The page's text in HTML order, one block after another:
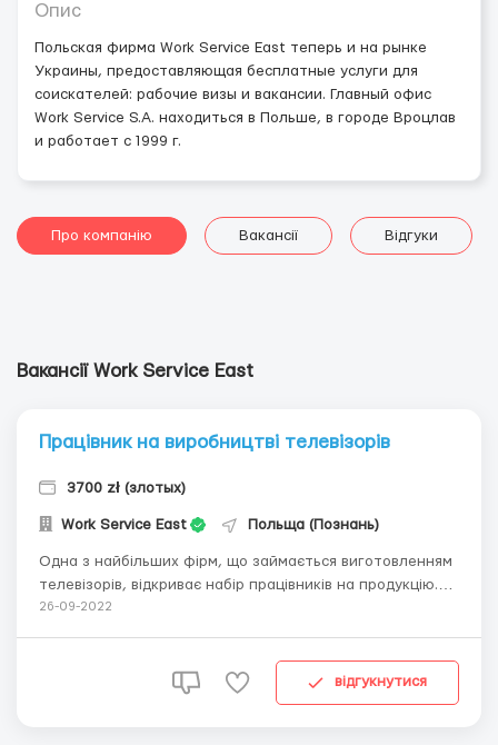
Опис
Польская фирма Work Service East теперь и на рынке
Украины, предоставляющая бесплатные услуги для
соискателей: рабочие визы и вакансии. Главный офис
Work Service S.A. находиться в Польше, в городе Вроцлав
и работает с 1999 г.
Про компанію Вакансії Відгуки
Вакансії Work Service East
Працівник на виробництві телевізорів
3700 zł (злотых)
Work Service East Польща (Познань)
Одна з найбільших фірм, що займається виготовленням
телевізорів, відкриває набір працівників на продукцію.
Робота в місті: Gorzów Wielkopolski (150 км від міста
26-09-2022
відгукнутися